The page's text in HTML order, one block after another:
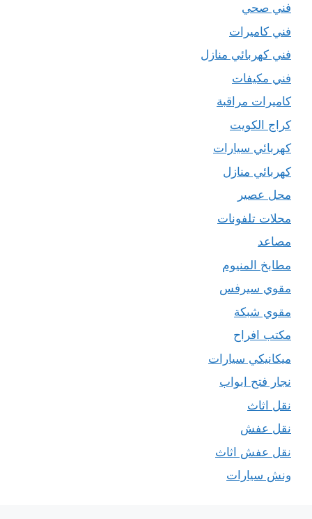
فني صحي
فني كاميرات
فني كهربائي منازل
فني مكيفات
كاميرات مراقبة
كراج الكويت
كهربائي سيارات
كهربائي منازل
محل عصير
محلات تلفونات
مصاعد
مطابخ المنيوم
مقوي سيرفس
مقوي شبكة
مكتب افراح
ميكانيكي سيارات
نجار فتح ابواب
نقل اثاث
نقل عفش
نقل عفش اثاث
ونش سيارات